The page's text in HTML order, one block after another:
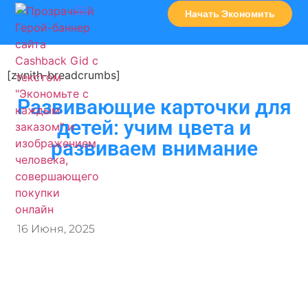
Начать Экономить
[zynith-breadcrumbs]
Развивающие карточки для
детей: учим цвета и
развиваем внимание
16 Июня, 2025